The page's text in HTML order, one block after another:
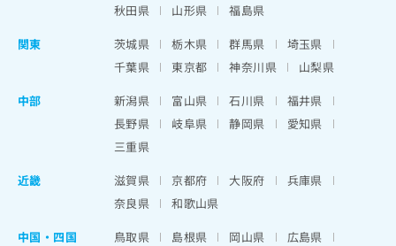
秋田県
山形県
福島県
関東
茨城県 栃木県 群馬県
埼玉県
千葉県
東京都 神奈川県
山梨県
中部
新潟県 富山県 石川県
福井県
長野県
岐阜県 静岡県
愛知県
三重県
近畿
滋賀県 京都府 大阪府
兵庫県
奈良県
和歌山県
中国・四国
鳥取県 島根県 岡山県
広島県